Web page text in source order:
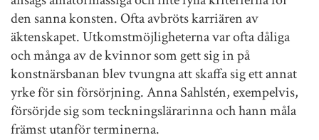
den sanna konsten. Ofta avbröts karriären av
äktenskapet. Utkomstmöjligheterna var ofta dåliga
och många av de kvinnor som gett sig in på
konstnärsbanan blev tvungna att skaffa sig ett annat
yrke för sin försörjning. Anna Sahlstén, exempelvis,
försörjde sig som teckningslärarinna och hann måla
främst utanför terminerna.